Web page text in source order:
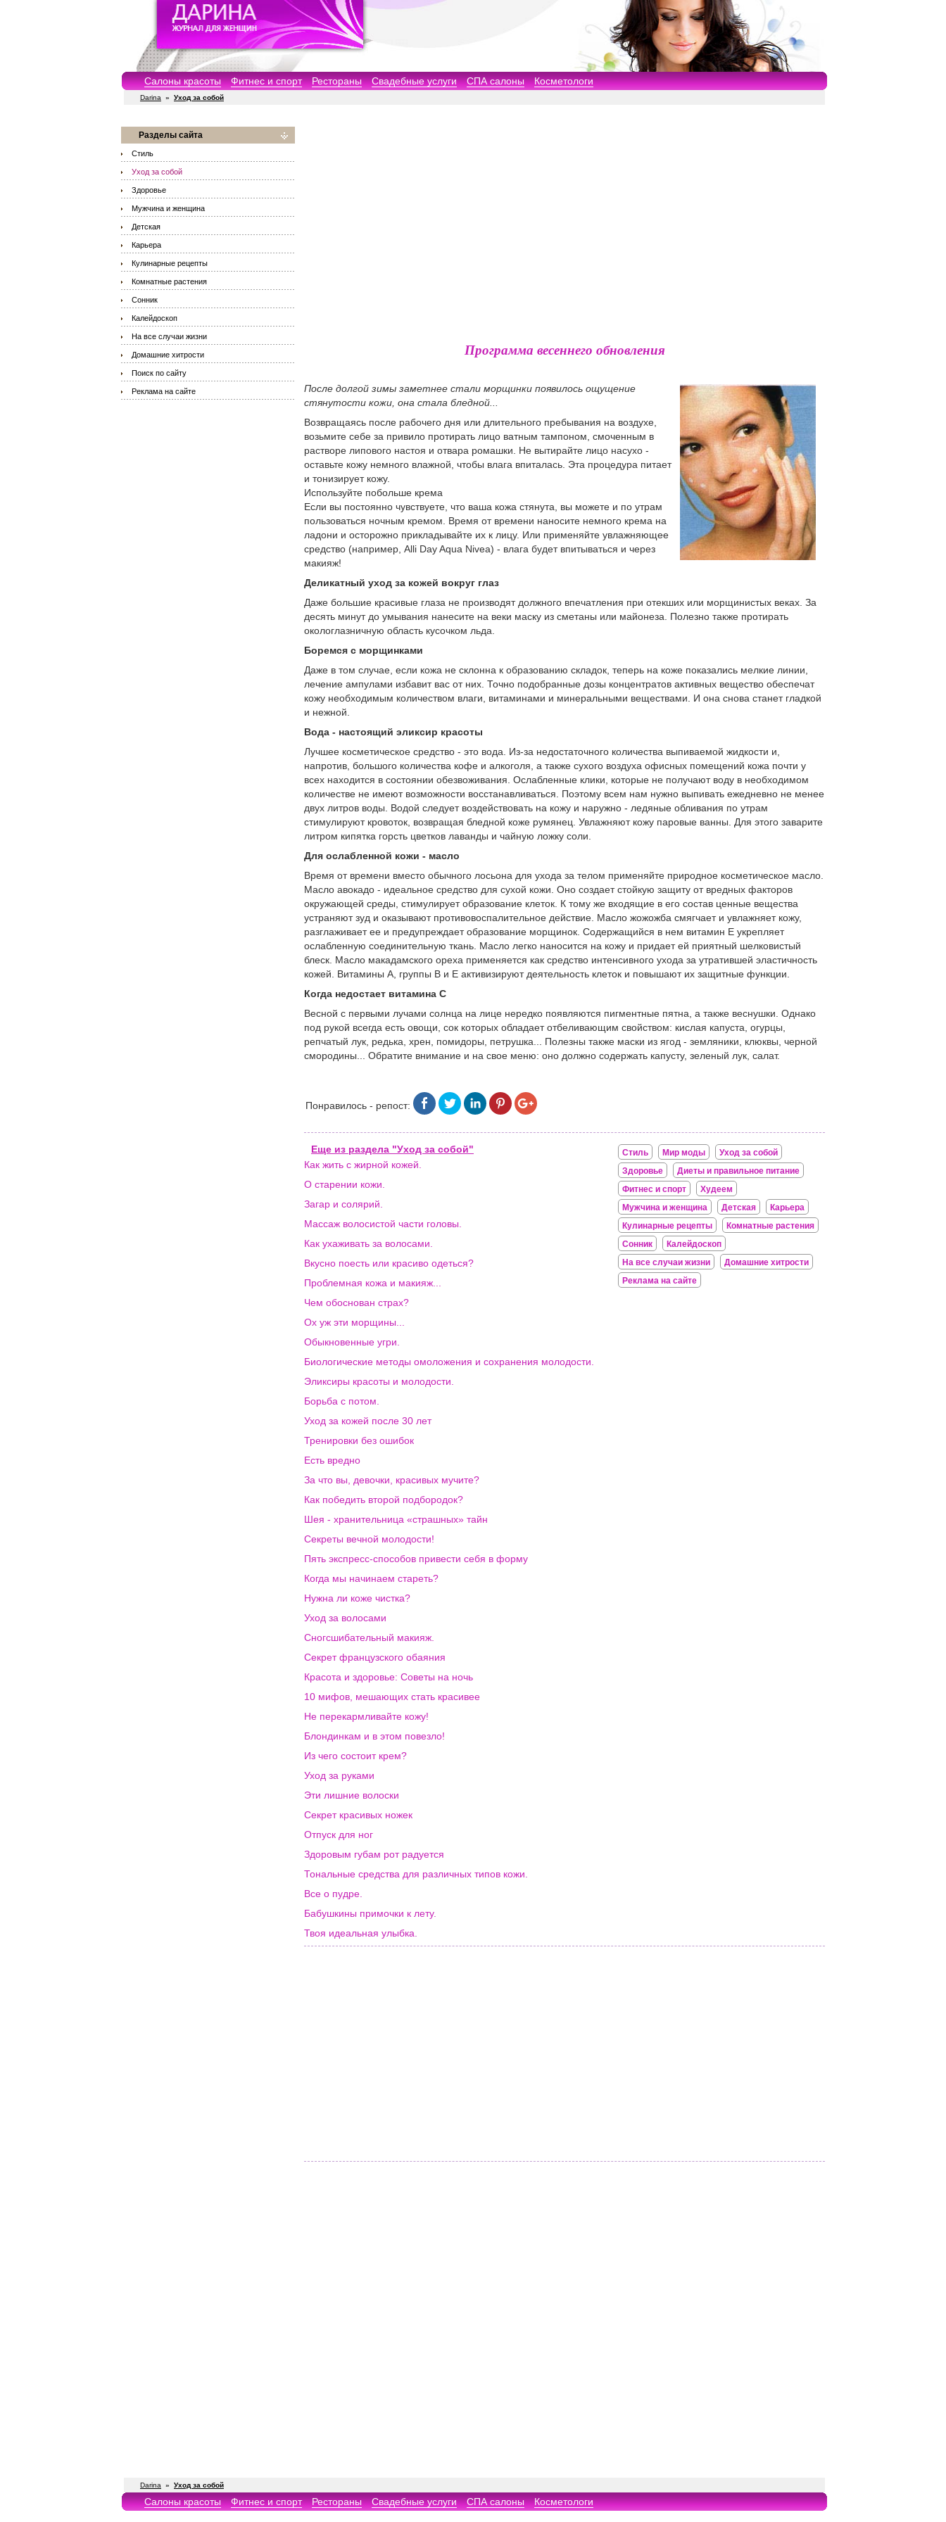
Салоны красоты Фитнес и спорт Рестораны Свадебные услуги СПА салоны Косметологи
Darina » Уход за собой
Разделы сайта
Стиль
Уход за собой
Здоровье
Мужчина и женщина
Детская
Карьера
Кулинарные рецепты
Комнатные растения
Сонник
Калейдоскоп
На все случаи жизни
Домашние хитрости
Поиск по сайту
Реклама на сайте
Программа весеннего обновления
После долгой зимы заметнее стали морщинки появилось ощущение
стянутости кожи, она стала бледной...
Возвращаясь после рабочего дня или длительного пребывания на воздухе,
возьмите себе за привило протирать лицо ватным тампоном, смоченным в
растворе липового настоя и отвара ромашки. Не вытирайте лицо насухо -
оставьте кожу немного влажной, чтобы влага впиталась. Эта процедура питает
и тонизирует кожу.
Используйте побольше крема
Если вы постоянно чувствуете, что ваша кожа стянута, вы можете и по утрам
пользоваться ночным кремом. Время от времени наносите немного крема на
ладони и осторожно прикладывайте их к лицу. Или применяйте увлажняющее
средство (например, Alli Day Aqua Nivea) - влага будет впитываться и через
макияж!
Деликатный уход за кожей вокруг глаз
Даже большие красивые глаза не производят должного впечатления при отекших или морщинистых веках. За
десять минут до умывания нанесите на веки маску из сметаны или майонеза. Полезно также протирать
окологлазничную область кусочком льда.
Боремся с морщинками
Даже в том случае, если кожа не склонна к образованию складок, теперь на коже показались мелкие линии,
лечение ампулами избавит вас от них. Точно подобранные дозы концентратов активных вещество обеспечат
кожу необходимым количеством влаги, витаминами и минеральными веществами. И она снова станет гладкой
и нежной.
Вода - настоящий эликсир красоты
Лучшее косметическое средство - это вода. Из-за недостаточного количества выпиваемой жидкости и,
напротив, большого количества кофе и алкоголя, а также сухого воздуха офисных помещений кожа почти у
всех находится в состоянии обезвоживания. Ослабленные клики, которые не получают воду в необходимом
количестве не имеют возможности восстанавливаться. Поэтому всем нам нужно выпивать ежедневно не менее
двух литров воды. Водой следует воздействовать на кожу и наружно - ледяные обливания по утрам
стимулируют кровоток, возвращая бледной коже румянец. Увлажняют кожу паровые ванны. Для этого заварите
литром кипятка горсть цветков лаванды и чайную ложку соли.
Для ослабленной кожи - масло
Время от времени вместо обычного лосьона для ухода за телом применяйте природное косметическое масло.
Масло авокадо - идеальное средство для сухой кожи. Оно создает стойкую защиту от вредных факторов
окружающей среды, стимулирует образование клеток. К тому же входящие в его состав ценные вещества
устраняют зуд и оказывают противовоспалительное действие. Масло жожожба смягчает и увлажняет кожу,
разглаживает ее и предупреждает образование морщинок. Содержащийся в нем витамин Е укрепляет
ослабленную соединительную ткань. Масло легко наносится на кожу и придает ей приятный шелковистый
блеск. Масло макадамского ореха применяется как средство интенсивного ухода за утратившей эластичность
кожей. Витамины А, группы В и Е активизируют деятельность клеток и повышают их защитные функции.
Когда недостает витамина С
Весной с первыми лучами солнца на лице нередко появляются пигментные пятна, а также веснушки. Однако
под рукой всегда есть овощи, сок которых обладает отбеливающим свойством: кислая капуста, огурцы,
репчатый лук, редька, хрен, помидоры, петрушка... Полезны также маски из ягод - земляники, клюквы, черной
смородины... Обратите внимание и на свое меню: оно должно содержать капусту, зеленый лук, салат.
Понравилось - репост:
Еще из раздела "Уход за собой"
Как жить с жирной кожей.
О старении кожи.
Загар и солярий.
Массаж волосистой части головы.
Как ухаживать за волосами.
Вкусно поесть или красиво одеться?
Проблемная кожа и макияж...
Чем обоснован страх?
Ох уж эти морщины...
Обыкновенные угри.
Биологические методы омоложения и сохранения молодости.
Эликсиры красоты и молодости.
Борьба с потом.
Уход за кожей после 30 лет
Тренировки без ошибок
Есть вредно
За что вы, девочки, красивых мучите?
Как победить второй подбородок?
Шея - хранительница «страшных» тайн
Секреты вечной молодости!
Пять экспресс-способов привести себя в форму
Когда мы начинаем стареть?
Нужна ли коже чистка?
Уход за волосами
Сногсшибательный макияж.
Секрет французского обаяния
Красота и здоровье: Советы на ночь
10 мифов, мешающих стать красивее
Не перекармливайте кожу!
Блондинкам и в этом повезло!
Из чего состоит крем?
Уход за руками
Эти лишние волоски
Секрет красивых ножек
Отпуск для ног
Здоровым губам рот радуется
Тональные средства для различных типов кожи.
Все о пудре.
Бабушкины примочки к лету.
Твоя идеальная улыбка.
Стиль Мир моды
Уход за собой
Здоровье
Диеты и правильное питание
Фитнес и спорт
Худеем
Мужчина и женщина
Детская
Карьера
Кулинарные рецепты
Комнатные растения
Сонник
Калейдоскоп
На все случаи жизни
Домашние хитрости
Реклама на сайте
Darina » Уход за собой
Салоны красоты Фитнес и спорт Рестораны Свадебные услуги СПА салоны Косметологи